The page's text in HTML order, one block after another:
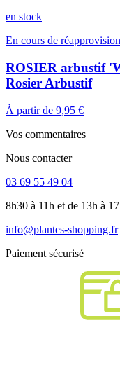
en stock
En cours de
ROSIER arbustif
Rosier Arbustif
À partir de 9,95 €
Vos commentaires
Nous contacter
03 69 55 49 04
8h30 à 11h et de 13h à
info@plantes-shopping.fr
Paiement sécurisé